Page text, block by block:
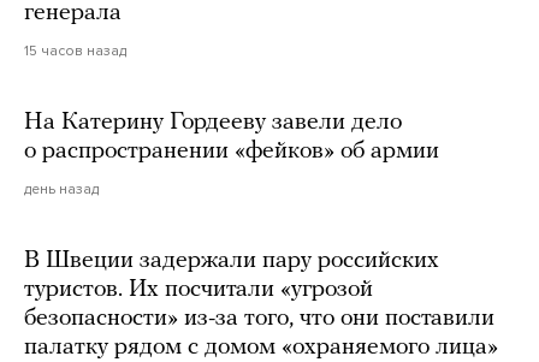
генерала
15 часов назад
На Катерину Гордееву завели дело
о распространении «фейков» об армии
день назад
В Швеции задержали пару российских
туристов. Их посчитали «угрозой
безопасности» из-за того, что они поставили
палатку рядом с домом «охраняемого лица»